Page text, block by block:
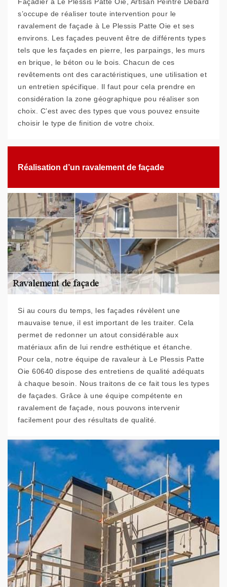
s’occupe de réaliser toute intervention pour le
ravalement de façade à Le Plessis Patte Oie et ses
environs. Les façades peuvent être de différents types
tels que les façades en pierre, les parpaings, les murs
en brique, le béton ou le bois. Chacun de ces
revêtements ont des caractéristiques, une utilisation et
un entretien spécifique. Il faut pour cela prendre en
considération la zone géographique pou réaliser son
choix. C’est avec des types que vous pouvez ensuite
choisir le type de finition de votre choix.
Réalisation d’un ravalement de façade
Si au cours du temps, les façades révèlent une
mauvaise tenue, il est important de les traiter. Cela
permet de redonner un atout considérable aux
matériaux afin de lui rendre esthétique et étanche.
Pour cela, notre équipe de ravaleur à Le Plessis Patte
Oie 60640 dispose des entretiens de qualité adéquats
à chaque besoin. Nous traitons de ce fait tous les types
de façades. Grâce à une équipe compétente en
ravalement de façade, nous pouvons intervenir
facilement pour des résultats de qualité.